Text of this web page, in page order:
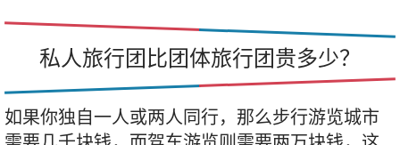
私人旅行团比团体旅行团贵多少？
如果你独自一人或两人同行，那么步行游览城市